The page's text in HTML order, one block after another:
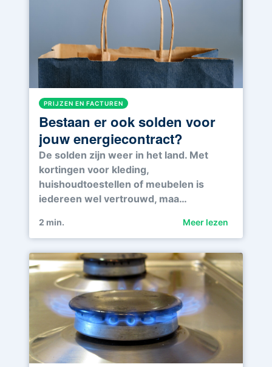
PRIJZEN EN FACTUREN
Bestaan er ook solden voor
jouw energiecontract?
De solden zijn weer in het land. Met
kortingen voor kleding,
huishoudtoestellen of meubelen is
iedereen wel vertrouwd, maa…
2 min. Meer lezen